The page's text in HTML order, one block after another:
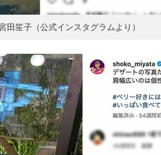
笙子（公式インスタグラムより）